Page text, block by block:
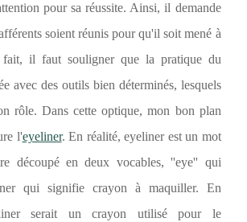
pour sa réussite. Ainsi, il demande
soient réunis pour qu'il soit mené à
il faut souligner que la pratique du
avec des outils bien déterminés, lesquels
rôle. Dans cette optique, mon bon plan
l'eyeliner. En réalité, eyeliner est un mot
découpé en deux vocables, ''eye'' qui
qui signifie crayon à maquiller. En
serait un crayon utilisé pour le